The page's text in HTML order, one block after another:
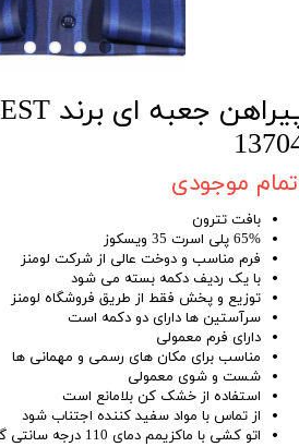
موجودی
بافت تترون
65% پلی اسرت 35 ویسکوز
فرم مناسب و دوخت عالی از شرکت لومنز
با یک ردیف دکمه بسته می شود
توزیع و پخش فقط از طریق فروشگاه لومنز
سرآستین ها دارای دو دکمه است
دارای فرم معمولی
مناسب برای مکان های رسمی و مهمانی ها
شست و شوی معمولی
استفاده از خشک کن بلامانع است
از تماس با مواد سفید کننده اجتناب شود
اتو کشی با ماکزیمم دمای 110 درجه سانتی گراد